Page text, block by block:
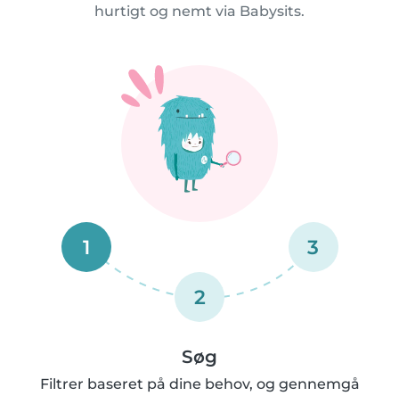
hurtigt og nemt via Babysits.
1
2
3
Søg
Filtrer baseret på dine behov, og gennemgå